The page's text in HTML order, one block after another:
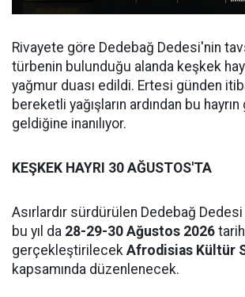
Rivayete göre Dedebağ Dedesi'nin
türbenin bulunduğu alanda keşkek
yağmur duası edildi. Ertesi günden
bereketli yağışların ardından bu
geldiğine inanılıyor.
KEŞKEK HAYRI 30 AĞUSTOS'TA
Asırlardır sürdürülen Dedebağ Dedesi
bu yıl da 28-29-30 Ağustos 2026
gerçekleştirilecek Afrodisias Kültür
kapsamında düzenlenecek.